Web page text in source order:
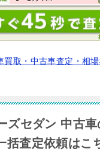
買取・中古車査定・相
ズセダン 中古車
括査定依頼はこ